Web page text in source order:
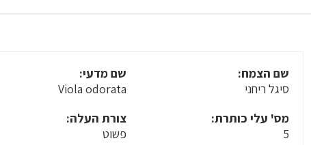
שם הצמח:
סיגל ריחני
שם מדעי:
Viola odorata
מס' עלי כותרת:
5
צורת העלה:
פשוט